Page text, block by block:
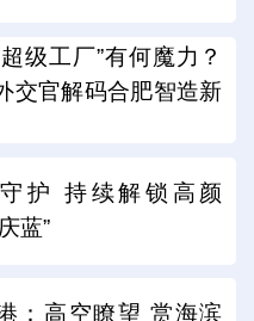
级工厂”有何魔力？
交官解码合肥智造新
护 持续解锁高颜
蓝”
：高空瞭望 赏海滨